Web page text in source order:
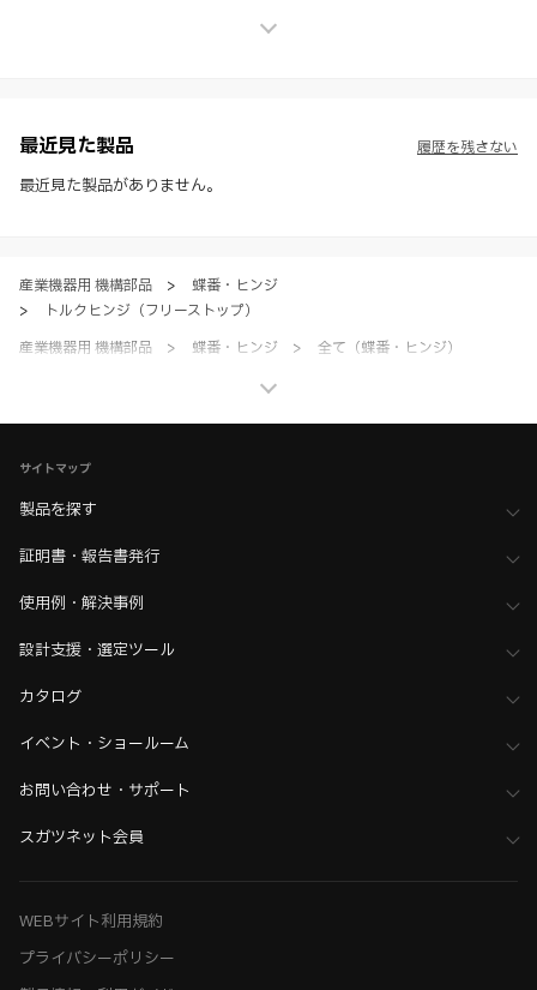
社製品の使用ご検討、又は販売促進目的の利用に限ります。
※ 本WEBサイト製品情報のご利用にあたっては、WEBサイト利用規
約、プライバシーポリシー、製品情報ガイドをご確認いただき、内容の
最近見た製品
最近見た製品がありません。
履歴を残さない
産業機器用 機構部品 >
蝶番・ヒンジ
>
トルクヒンジ（フリーストップ）
産業機器用 機構部品
> 蝶番・ヒンジ >
全て（蝶番・ヒンジ）
丁番・ヒンジ
> REELL（リール）
サイトマップ
製品を探す
証明書・報告書発行
使用例・解決事例
設計支援・選定ツール
カタログ
イベント・ショールーム
お問い合わせ・サポート
スガツネット会員
WEBサイト利用規約
プライバシーポリシー